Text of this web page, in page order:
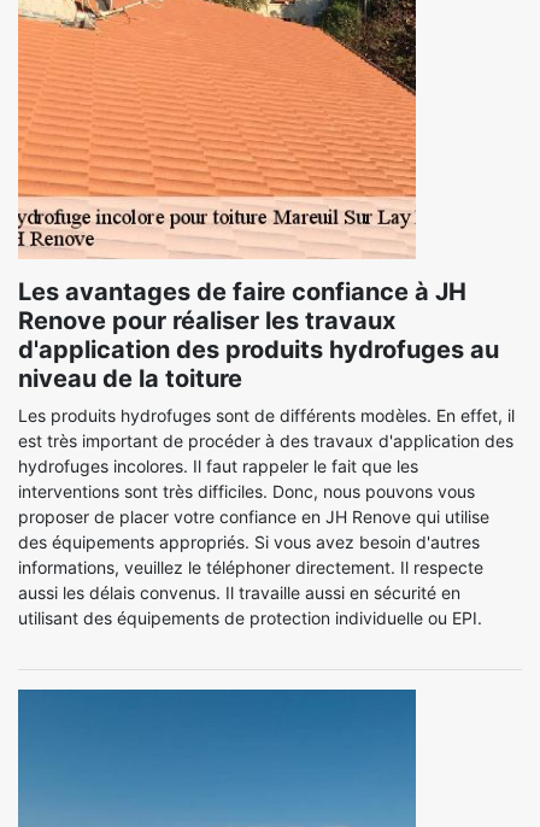
Les avantages de faire confiance à JH
Renove pour réaliser les travaux
d'application des produits hydrofuges au
niveau de la toiture
Les produits hydrofuges sont de différents modèles. En effet, il
est très important de procéder à des travaux d'application des
hydrofuges incolores. Il faut rappeler le fait que les
interventions sont très difficiles. Donc, nous pouvons vous
proposer de placer votre confiance en JH Renove qui utilise
des équipements appropriés. Si vous avez besoin d'autres
informations, veuillez le téléphoner directement. Il respecte
aussi les délais convenus. Il travaille aussi en sécurité en
utilisant des équipements de protection individuelle ou EPI.